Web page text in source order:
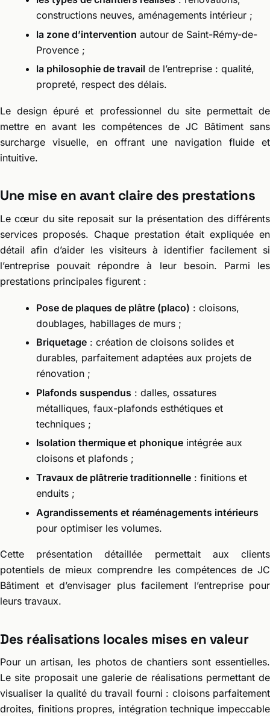
constructions neuves, aménagements intérieur ;
la zone d’intervention autour de Saint-Rémy-de-
Provence ;
la philosophie de travail de l’entreprise : qualité,
propreté, respect des délais.
Le design épuré et professionnel du site permettait de
mettre en avant les compétences de JC Bâtiment sans
surcharge visuelle, en offrant une navigation fluide et
intuitive.
Une mise en avant claire des prestations
Le cœur du site reposait sur la présentation des différents
services proposés. Chaque prestation était expliquée en
détail afin d’aider les visiteurs à identifier facilement si
l’entreprise pouvait répondre à leur besoin. Parmi les
prestations principales figurent :
Pose de plaques de plâtre (placo) : cloisons,
doublages, habillages de murs ;
Briquetage : création de cloisons solides et
durables, parfaitement adaptées aux projets de
rénovation ;
Plafonds suspendus : dalles, ossatures
métalliques, faux-plafonds esthétiques et
techniques ;
Isolation thermique et phonique intégrée aux
cloisons et plafonds ;
Travaux de plâtrerie traditionnelle : finitions et
enduits ;
Agrandissements et réaménagements intérieurs
pour optimiser les volumes.
Cette présentation détaillée permettait aux clients
potentiels de mieux comprendre les compétences de JC
Bâtiment et d’envisager plus facilement l’entreprise pour
leurs travaux.
Des réalisations locales mises en valeur
Pour un artisan, les photos de chantiers sont essentielles.
Le site proposait une galerie de réalisations permettant de
visualiser la qualité du travail fourni : cloisons parfaitement
droites, finitions propres, intégration technique impeccable